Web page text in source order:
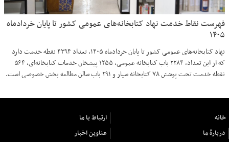
فهرست نقاط خدمت نهاد کتابخانه‌های عمومی کشور تا پایان خردادماه
۱۴۰۵
نهاد کتابخانه‌های عمومی کشور تا پایان خردادماه ۱۴۰۵، تعداد ۴۳۹۴ نقطه خدمت دارد
که از این تعداد، ۲۲۸۴ باب کتابخانه عمومی، ۱۲۵۵ پیشخان خدمات کتابخانه‌ای، ۵۶۴
نقطه خدمت تحت پوشش ۷۸ کتابخانه سیار و ۲۹۱ باب سالن مطالعه بخش خصوصی است.
خانه
ارتباط با ما
دربارهٔ ما
عناوین اخبار